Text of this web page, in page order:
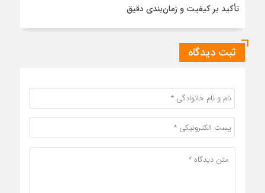
تأکید بر کیفیت و زمان‌بندی دقیق
ثبت دیدگاه